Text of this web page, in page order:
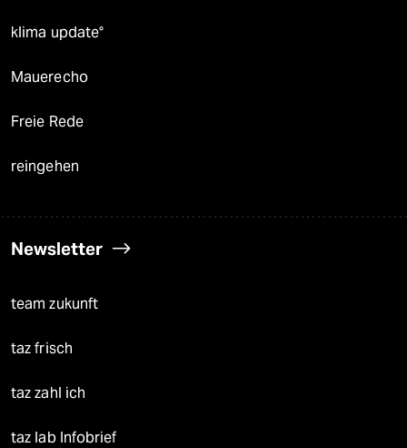
klima update°
Mauerecho
Freie Rede
reingehen
Newsletter
team zukunft
taz frisch
taz zahl ich
taz lab Infobrief